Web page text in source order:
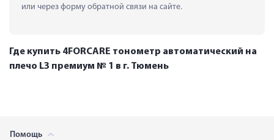
или через форму обратной связи на сайте.
Где купить 4FORCARE тонометр автоматический на
плечо L3 премиум № 1 в г. Тюмень
Помощь